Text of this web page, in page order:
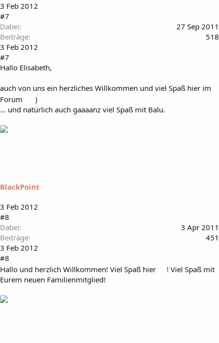
3 Feb 2012
#7
Dabei
27 Sep 2011
Beiträge
518
3 Feb 2012
#7
Hallo Elisabeth,
auch von uns ein herzliches Willkommen und viel Spaß hier im
Forum
)
... und natürlich auch gaaaanz viel Spaß mit Balu.
BlackPoint
3 Feb 2012
#8
Dabei
3 Apr 2011
Beiträge
451
3 Feb 2012
#8
Hallo und herzlich Willkommen! Viel Spaß hier
! Viel Spaß mit
Eurem neuen Familienmitglied!